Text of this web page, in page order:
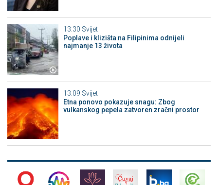
13:30 Svijet
Poplave i klizišta na Filipinima odnijeli
najmanje 13 života
13:09 Svijet
Etna ponovo pokazuje snagu: Zbog
vulkanskog pepela zatvoren zračni prostor